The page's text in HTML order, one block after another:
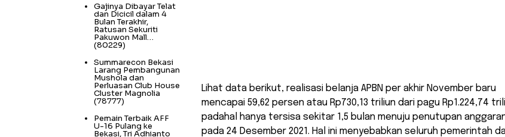
Lihat data berikut, realisasi belanja APBN per akhir November baru
mencapai 59,62 persen atau Rp730,13 triliun dari pagu Rp1.224,74
padahal hanya tersisa sekitar 1,5 bulan menuju penutupan
pada 24 Desember 2021. Hal ini menyebabkan seluruh pemerintah
Gajinya Dibayar Telat
dan Dicicil dalam 4
Bulan Terakhir,
Ratusan Sekuriti
Pakuwon Mall…
(80229)
Summarecon Bekasi
Larang Pembangunan
Mushola dan
Perluasan Club House
Cluster Magnolia
(78777)
Pemain Terbaik AFF
U-16 Pulang ke
Bekasi, Tri Adhianto